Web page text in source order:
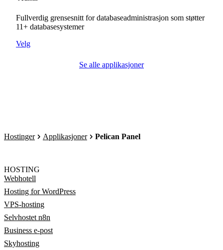
Fullverdig grensesnitt for databaseadministrasjon som støtter
11+ databasesystemer
Velg
Se alle applikasjoner
Hostinger Applikasjoner Pelican Panel
HOSTING
Webhotell
Hosting for WordPress
VPS-hosting
Selvhostet n8n
Business e-post
Skyhosting